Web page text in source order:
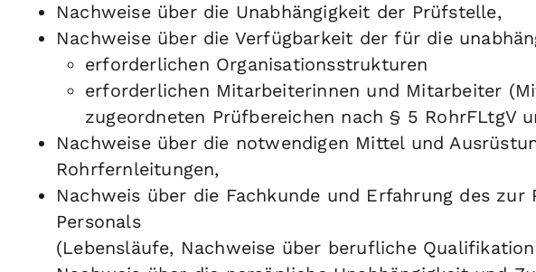
Nachweise über die Unabhängigkeit der Prüfstelle,
Nachweise über die Verfügbarkeit der für die
erforderlichen Organisationsstrukturen
erforderlichen Mitarbeiterinnen und Mitarbeiter
zugeordneten Prüfbereichen nach § 5 RohrFLtgV
Nachweise über die notwendigen Mittel und
Rohrfernleitungen,
Nachweis über die Fachkunde und Erfahrung des zur
Personals
(Lebensläufe, Nachweise über berufliche